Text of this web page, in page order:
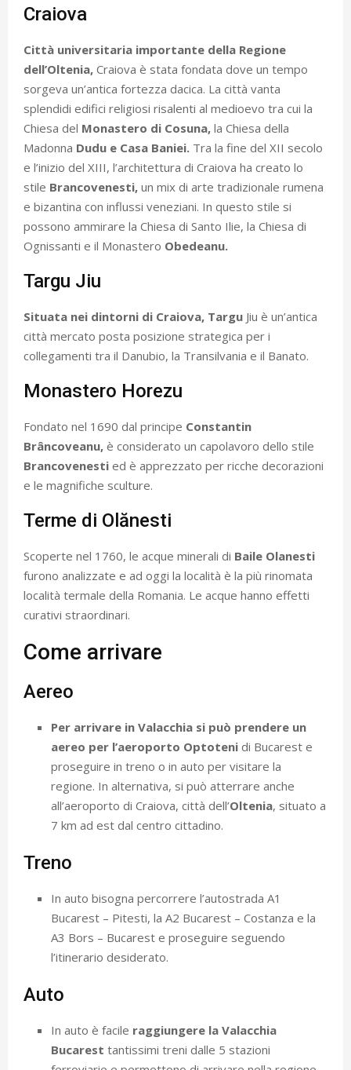
Craiova
Città universitaria importante della Regione
dell’Oltenia, Craiova è stata fondata dove un tempo
sorgeva un’antica fortezza dacica. La città vanta
splendidi edifici religiosi risalenti al medioevo tra cui la
Chiesa del Monastero di Cosuna, la Chiesa della
Madonna Dudu e Casa Baniei. Tra la fine del XII secolo
e l’inizio del XIII, l’architettura di Craiova ha creato lo
stile Brancovenesti, un mix di arte tradizionale rumena
e bizantina con influssi veneziani. In questo stile si
possono ammirare la Chiesa di Santo Ilie, la Chiesa di
Ognissanti e il Monastero Obedeanu.
Targu Jiu
Situata nei dintorni di Craiova, Targu Jiu è un’antica
città mercato posta posizione strategica per i
collegamenti tra il Danubio, la Transilvania e il Banato.
Monastero Horezu
Fondato nel 1690 dal principe Constantin
Brâncoveanu, è considerato un capolavoro dello stile
Brancovenesti ed è apprezzato per ricche decorazioni
e le magnifiche sculture.
Terme di Olănesti
Scoperte nel 1760, le acque minerali di Baile Olanesti
furono analizzate e ad oggi la località è la più rinomata
località termale della Romania. Le acque hanno effetti
curativi straordinari.
Come arrivare
Aereo
Per arrivare in Valacchia si può prendere un
aereo per l’aeroporto Optoteni di Bucarest e
proseguire in treno o in auto per visitare la
regione. In alternativa, si può atterrare anche
all’aeroporto di Craiova, città dell’Oltenia, situato a
7 km ad est dal centro cittadino.
Treno
In auto bisogna percorrere l’autostrada A1
Bucarest – Pitesti, la A2 Bucarest – Costanza e la
A3 Bors – Bucarest e proseguire seguendo
l’itinerario desiderato.
Auto
In auto è facile raggiungere la Valacchia
Bucarest tantissimi treni dalle 5 stazioni